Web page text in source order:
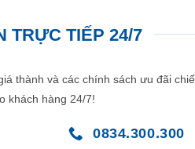
TRỰC TIẾP 24/7
thành và các chính sách ưu đãi
khách hàng 24/7!
0834.300.300